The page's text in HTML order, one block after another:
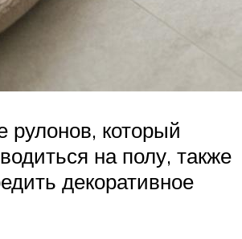
рулонов, который
на полу, также
декоративное